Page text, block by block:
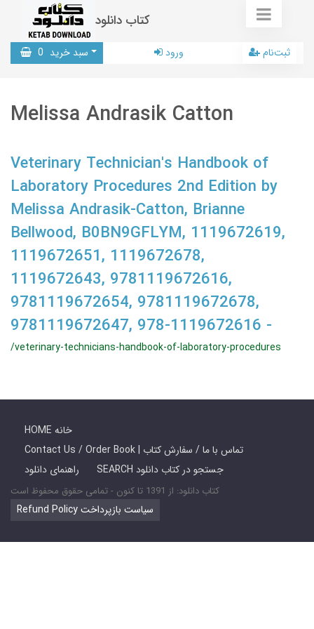
کتاب دانلود
سبد خرید 0 ورود ثبت‌نام
Melissa Andrasik Catton
Veterinary Technician's Handbook of
Laboratory Procedures 2nd Edition by
Melissa Andrasik-Catton, Brianne
Bellwood, B0BN9GFLYM, 1119672619,
1119672651, 1119672678,
1119672643, 9781119672616,
9781119672654, 9781119672678,
9781119672647, 978-1119672616 -
/veterinary-technicians-handbook-of-laboratory-procedures
HOME خانه
Contact Us / Order Book | تماس با ما / سفارش کتاب
راهنمای دانلود
SEARCH جستجو در کتاب دانلود
کتاب دانلود: از 1391 تا کنون - تمامی حقوق محفوظ است
Refund Policy سیاست بازپرداخت